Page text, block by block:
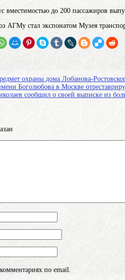
вместимостью до 200 пассажиров
АГМу стал экспонатом Музея
охраны дома Лобанова-
Боголюбова в Москве
сообщил о своей выписке из
по email.